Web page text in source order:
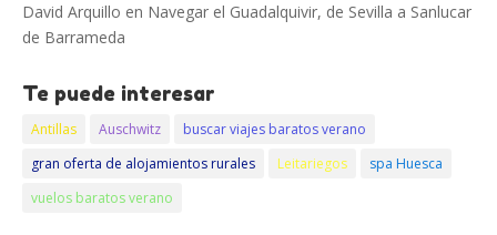
David Arquillo en Navegar el Guadalquivir, de Sevilla a Sanlucar
de Barrameda
Te puede interesar
Antillas Auschwitz
buscar viajes baratos verano
gran oferta de alojamientos rurales
Leitariegos
spa Huesca
vuelos baratos verano